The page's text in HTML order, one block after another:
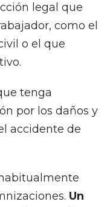
legal que
como el
o el que
tenga
por los daños y
accidente de
Un